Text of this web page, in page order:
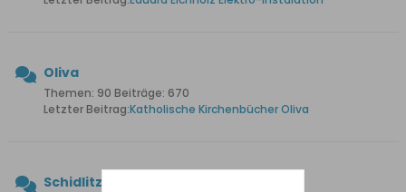
Oliva
Themen: 90 Beiträge: 670
Letzter Beitrag:Katholische Kirchenbücher Oliva
Schidlitz